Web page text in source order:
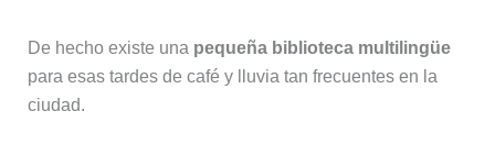
De hecho existe una pequeña biblioteca multilingüe
para esas tardes de café y lluvia tan frecuentes en la
ciudad.